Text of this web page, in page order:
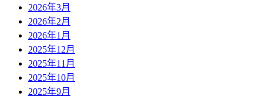
2026年3月
2026年2月
2026年1月
2025年12月
2025年11月
2025年10月
2025年9月